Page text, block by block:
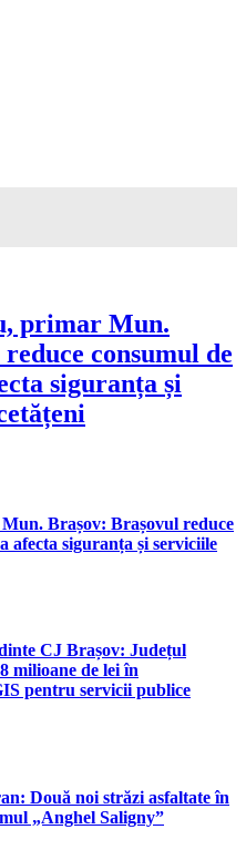
primar Mun.
consumul de
siguranța și
Brașov: Brașovul reduce
afecta siguranța și serviciile
CJ Brașov: Județul
milioane de lei în
pentru servicii publice
Două noi străzi asfaltate în
„Anghel Saligny”